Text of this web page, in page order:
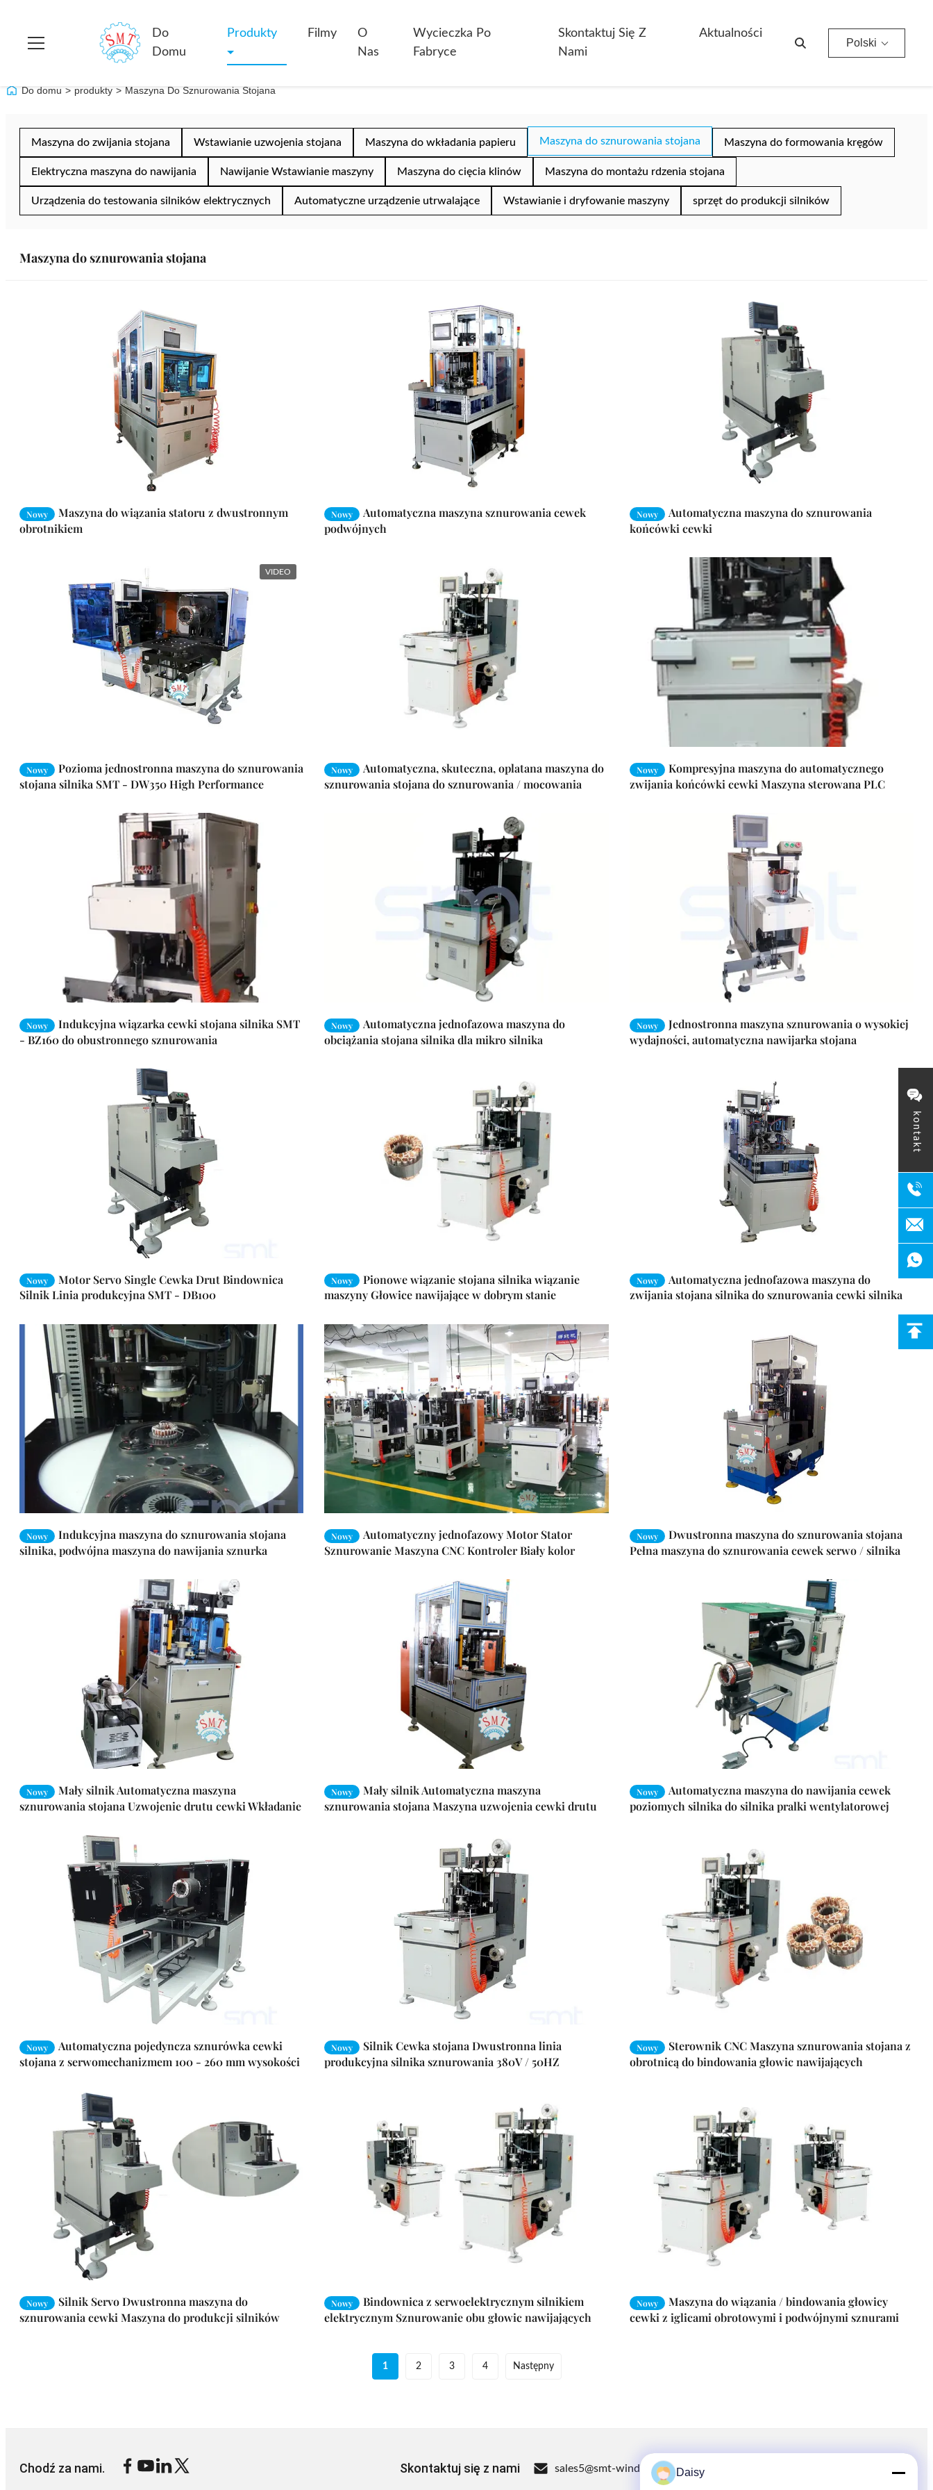
kontakt
Do
Domu
Produkty Filmy
O
Nas
Wycieczka Po
Fabryce
Skontaktuj Się Z
Nami
Aktualności
Polski
Do domu > produkty > Maszyna Do Sznurowania Stojana
Maszyna do zwijania stojana Wstawianie uzwojenia stojana Maszyna do wkładania papieru Maszyna do sznurowania stojana Maszyna do formowania kręgów
Elektryczna maszyna do nawijania Nawijanie Wstawianie maszyny Maszyna do cięcia klinów Maszyna do montażu rdzenia stojana
Urządzenia do testowania silników elektrycznych Automatyczne urządzenie utrwalające Wstawianie i dryfowanie maszyny sprzęt do produkcji silników
Maszyna do sznurowania stojana
Nowy
Maszyna do wiązania statoru z dwustronnym
obrotnikiem
Nowy
Automatyczna maszyna sznurowania cewek
podwójnych
Nowy
Automatyczna maszyna do sznurowania
końcówki cewki
VIDEO
Nowy
Pozioma jednostronna maszyna do sznurowania
stojana silnika SMT - DW350 High Performance
Nowy
Automatyczna, skuteczna, oplatana maszyna do
sznurowania stojana do sznurowania / mocowania
Nowy
Kompresyjna maszyna do automatycznego
zwijania końcówki cewki Maszyna sterowana PLC
Nowy
Indukcyjna wiązarka cewki stojana silnika SMT
- BZ160 do obustronnego sznurowania
Nowy
Automatyczna jednofazowa maszyna do
obciążania stojana silnika dla mikro silnika
Nowy
Jednostronna maszyna sznurowania o wysokiej
wydajności, automatyczna nawijarka stojana
Nowy
Motor Servo Single Cewka Drut Bindownica
Silnik Linia produkcyjna SMT - DB100
Nowy
Pionowe wiązanie stojana silnika wiązanie
maszyny Głowice nawijające w dobrym stanie
Nowy
Automatyczna jednofazowa maszyna do
zwijania stojana silnika do sznurowania cewki silnika
Nowy
Indukcyjna maszyna do sznurowania stojana
silnika, podwójna maszyna do nawijania sznurka
Nowy
Automatyczny jednofazowy Motor Stator
Sznurowanie Maszyna CNC Kontroler Biały kolor
Nowy
Dwustronna maszyna do sznurowania stojana
Pełna maszyna do sznurowania cewek serwo / silnika
Nowy
Mały silnik Automatyczna maszyna
sznurowania stojana Uzwojenie drutu cewki Wkładanie
Nowy
Mały silnik Automatyczna maszyna
sznurowania stojana Maszyna uzwojenia cewki drutu
Nowy
Automatyczna maszyna do nawijania cewek
poziomych silnika do silnika pralki wentylatorowej
Nowy
Automatyczna pojedyncza sznurówka cewki
stojana z serwomechanizmem 100 - 260 mm wysokości
Nowy
Silnik Cewka stojana Dwustronna linia
produkcyjna silnika sznurowania 380V / 50HZ
Nowy
Sterownik CNC Maszyna sznurowania stojana z
obrotnicą do bindowania głowic nawijających
Nowy
Silnik Servo Dwustronna maszyna do
sznurowania cewki Maszyna do produkcji silników
Nowy
Bindownica z serwoelektrycznym silnikiem
elektrycznym Sznurowanie obu głowic nawijających
Nowy
Maszyna do wiązania / bindowania głowicy
cewki z iglicami obrotowymi i podwójnymi sznurami
1 2 3 4 Następny
Chodź za nami. Skontaktuj się z nami sales5@smt-winding.com 8613914006446
Daisy